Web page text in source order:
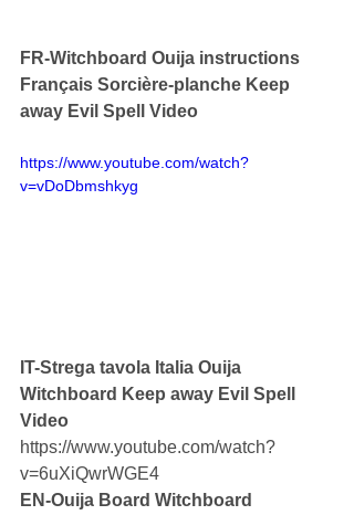
FR-Witchboard Ouija instructions
Français Sorcière-planche Keep
away Evil Spell Video
https://www.youtube.com/watch?
v=vDoDbmshkyg
IT-Strega tavola Italia Ouija
Witchboard Keep away Evil Spell
Video
https://www.youtube.com/watch?
v=6uXiQwrWGE4
EN-Ouija Board Witchboard